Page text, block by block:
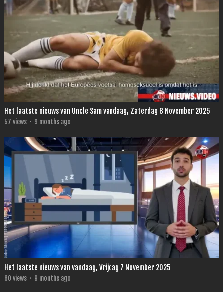
Het laatste nieuws van Uncle Sam vandaag, Zaterdag 8 November 2025
57 views · 9 months ago
Het laatste nieuws van vandaag, Vrijdag 7 November 2025
60 views · 9 months ago